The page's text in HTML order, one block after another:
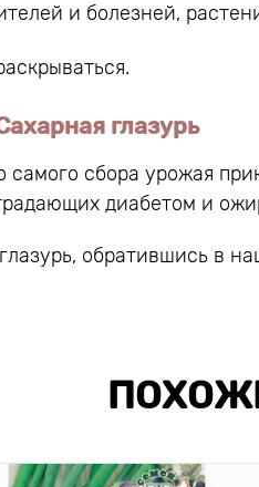
и болезней,
глазурь
самого сбора урожая
диабетом и
обратившись в